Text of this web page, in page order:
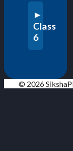
Class
6
© 2026